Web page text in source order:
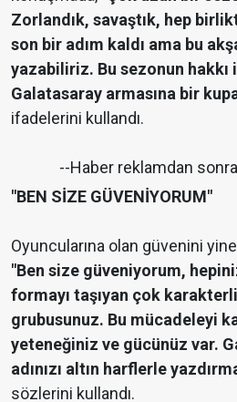
Zorlandık, savaştık, hep
son bir adım kaldı ama bu
yazabiliriz. Bu sezonun hakkı
Galatasaray armasına bir
ifadelerini kullandı.
--Haber reklamdan
"BEN SİZE GÜVENİYORUM"
Oyuncularına olan güvenini
"Ben size güveniyorum,
formayı taşıyan çok
grubusunuz. Bu mücadeleyi
yeteneğiniz ve gücünüz var.
adınızı altın harflerle
sözlerini kullandı.